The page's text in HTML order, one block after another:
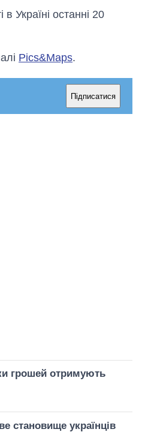
Україні останні 20
Pics&Maps.
Підписатися
грошей отримують
становище українців